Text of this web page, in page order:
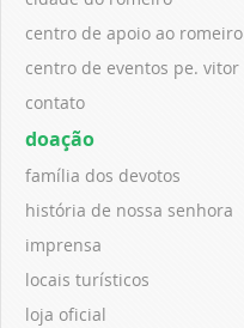
centro de apoio ao romeiro
centro de eventos pe. vitor
contato
doação
família dos devotos
história de nossa senhora
imprensa
locais turísticos
loja oficial